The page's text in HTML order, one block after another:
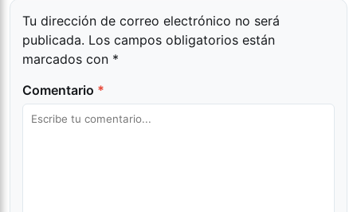
Tu dirección de correo electrónico no será
publicada. Los campos obligatorios están
marcados con *
Comentario *